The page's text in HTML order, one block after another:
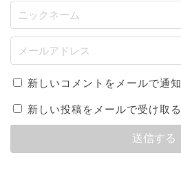
新しいコメントをメールで通知
新しい投稿をメールで受け取る